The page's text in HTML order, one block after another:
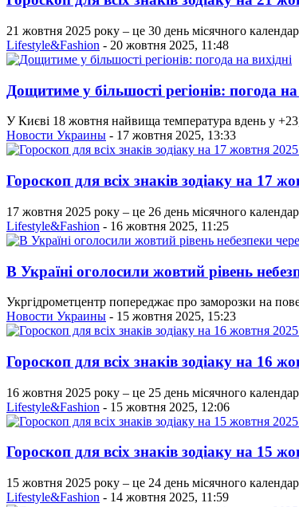
21 жовтня 2025 року – це 30 день місячного
Lifestyle&Fashion - 20 жовтня 2025, 11:48
Дощитиме у більшості регіонів: погода на
У Києві 18 жовтня найвища температура вдень у
Новости Украины - 17 жовтня 2025, 13:33
Гороскоп для всіх знаків зодіаку на 17
17 жовтня 2025 року – це 26 день місячного
Lifestyle&Fashion - 16 жовтня 2025, 11:25
В Україні оголосили жовтий рівень
Укргідрометцентр попереджає про заморозки на
Новости Украины - 15 жовтня 2025, 15:23
Гороскоп для всіх знаків зодіаку на 16
16 жовтня 2025 року – це 25 день місячного
Lifestyle&Fashion - 15 жовтня 2025, 12:06
Гороскоп для всіх знаків зодіаку на 15
15 жовтня 2025 року – це 24 день місячного
Lifestyle&Fashion - 14 жовтня 2025, 11:59